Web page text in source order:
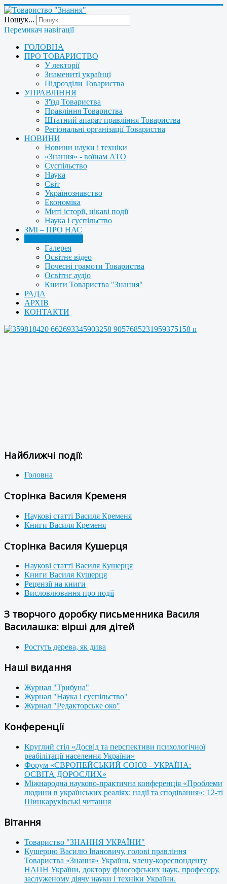
Пошук...
Перемикач навігації
ГОЛОВНА
ПРО ТОВАРИСТВО
У лекторії
Знамениті українці
Підрозділи Товариства
УПРАВЛІННЯ
З'їзд Товариства
Правління Товариства
Штатний апарат правління Товариства
Регіональні організації Товариства
НОВИНИ
Новини науки і техніки
«Знання» - воїнам АТО
Суспільство
Наука
Світ
Українознавство
Економіка
Миті історії, цікаві події
Наука і суспільство
ЗМІ – ПРО НАС
Галерея
Освітнє відео
Почесні грамоти Товариства
Освітнє аудіо
Книги Товариства "Знання"
РАДА
АРХІВ
КОНТАКТИ
Найближчі події:
Головна
Сторінка Василя Кременя
Наукові статті Василя Кременя
Книги Василя Кременя
Сторінка Василя Кушерця
Наукові статті Василя Кушерця
Книги Василя Кушерця
Рецензії на книги
Висловлювання про події
З творчого доробку письменника Василя
Василашка: вірші для дітей
Ростуть дерева, як дива
Наші видання
Журнал "Трибуна"
Журнал "Наука і суспільство"
Журнал "Редакторське око"
Конференції
Круглий стіл «Досвід та перспективи психологічної
реабілітації населення України»
Форум «ЄВРОПЕЙСЬКИЙ СОЮЗ - УКРАЇНА:
ОСВІТА ДОРОСЛИХ»
Міжнародна науково-практична конференція «Проблеми
людини в українських реаліях: надії та сподівання»: 12-ті
Шинкаруківські читання
Вітання
Товариство "ЗНАННЯ УКРАЇНИ"
Кушерцю Василю Івановичу, голові правління
Товариства «Знання» України, члену-кореспонденту
НАПН України, доктору філософських наук, професору,
заслуженому діячу науки і техніки України.